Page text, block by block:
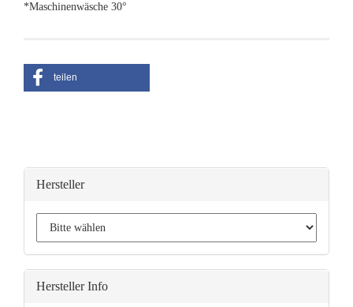
*Maschinenwäsche 30°
teilen
Hersteller
Hersteller Info